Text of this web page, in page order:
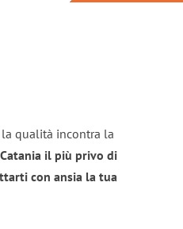
qualità incontra la
il più privo di
con ansia la tua